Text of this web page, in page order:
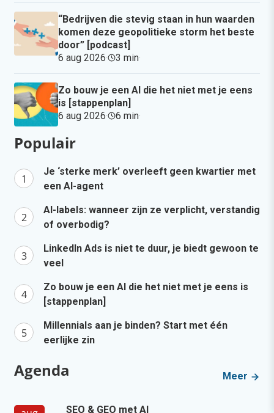
“Bedrijven die stevig staan in hun waarden
komen deze geopolitieke storm het beste
door” [podcast]
6 aug 2026· 3 min·
Zo bouw je een AI die het niet met je eens
is [stappenplan]
6 aug 2026· 6 min·
Populair
Je ‘sterke merk’ overleeft geen kwartier met
een AI-agent
AI-labels: wanneer zijn ze verplicht, verstandig
of overbodig?
LinkedIn Ads is niet te duur, je biedt gewoon te
veel
Zo bouw je een AI die het niet met je eens is
[stappenplan]
Millennials aan je binden? Start met één
eerlijke zin
Agenda Meer
SEO & GEO met AI